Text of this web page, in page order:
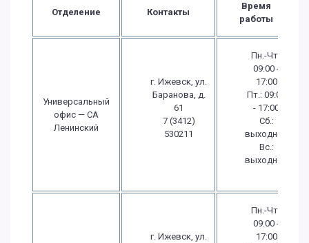
Отделение Контакты
Время
работы
Универсальный
офис — СА
Ленинский
г. Ижевск, ул.
Баранова, д.
61
7 (3412)
530211
Пн.-Чт.:
09:00 -
17:00
Пт.: 09:00
- 17:00
Сб.:
выходной
Вс.:
выходной
г. Ижевск, ул.
Пн.-Чт.:
09:00 -
17:00